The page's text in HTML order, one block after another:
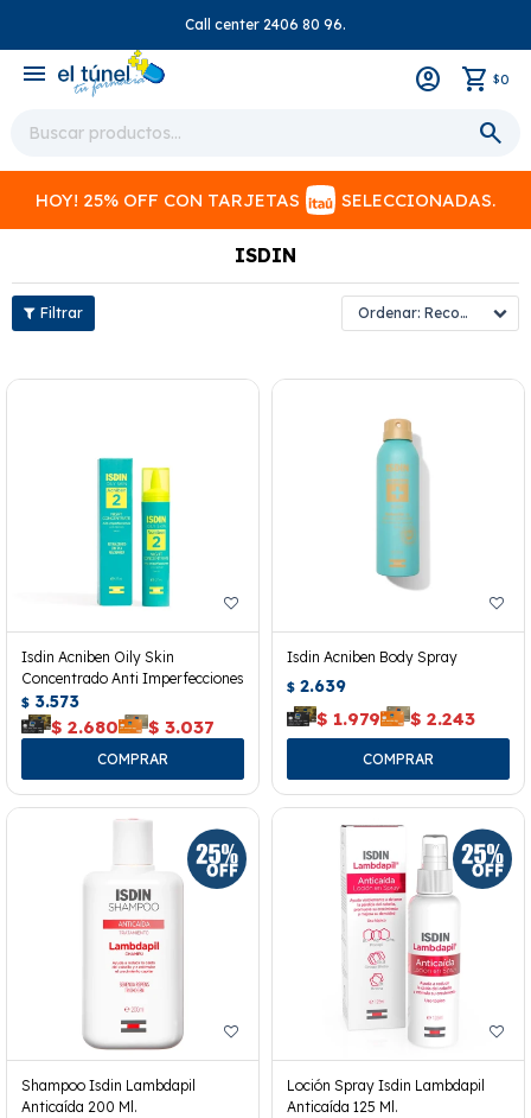
Call center 2406 80 96.
menu $0
HOY! 25% OFF CON TARJETAS SELECCIONADAS.
ISDIN
Recomendados
Isdin Acniben Oily Skin
Concentrado Anti Imperfecciones
$ 3.573
$ 2.680 $ 3.037
Isdin Acniben Body Spray
$ 2.639
$ 1.979 $ 2.243
Shampoo Isdin Lambdapil
Anticaída 200 Ml.
Loción Spray Isdin Lambdapil
Anticaída 125 Ml.
close